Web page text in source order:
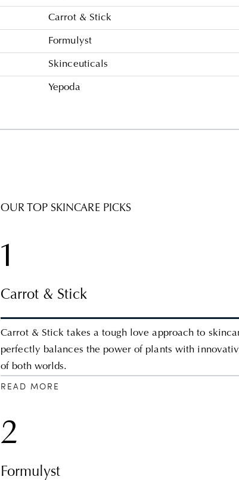
Carrot & Stick
Formulyst
Skinceuticals
Yepoda
OUR TOP SKINCARE PICKS
1
Carrot & Stick
Carrot & Stick takes a tough love approach to
perfectly balances the power of plants with
of both worlds.
READ MORE
2
Formulyst